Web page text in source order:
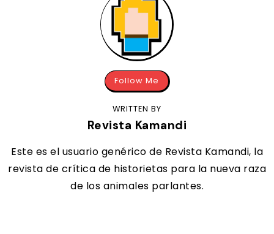
Follow Me
WRITTEN BY
Revista Kamandi
Este es el usuario genérico de Revista Kamandi, la
revista de crítica de historietas para la nueva raza
de los animales parlantes.